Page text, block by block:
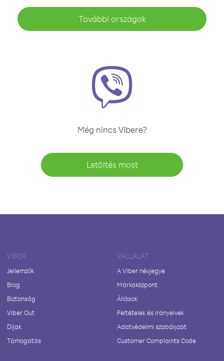
További országok
Még nincs Vibere?
Letöltés most
VIBER
Jellemzők
Blog
Biztonság
Viber Out
Díjak
Támogatás
VÁLLALAT
A Viber névjegye
Márkaközpont
Állások
Feltételek és irányelvek
Adatvédelmi szabályzat
Customer Complaints Code